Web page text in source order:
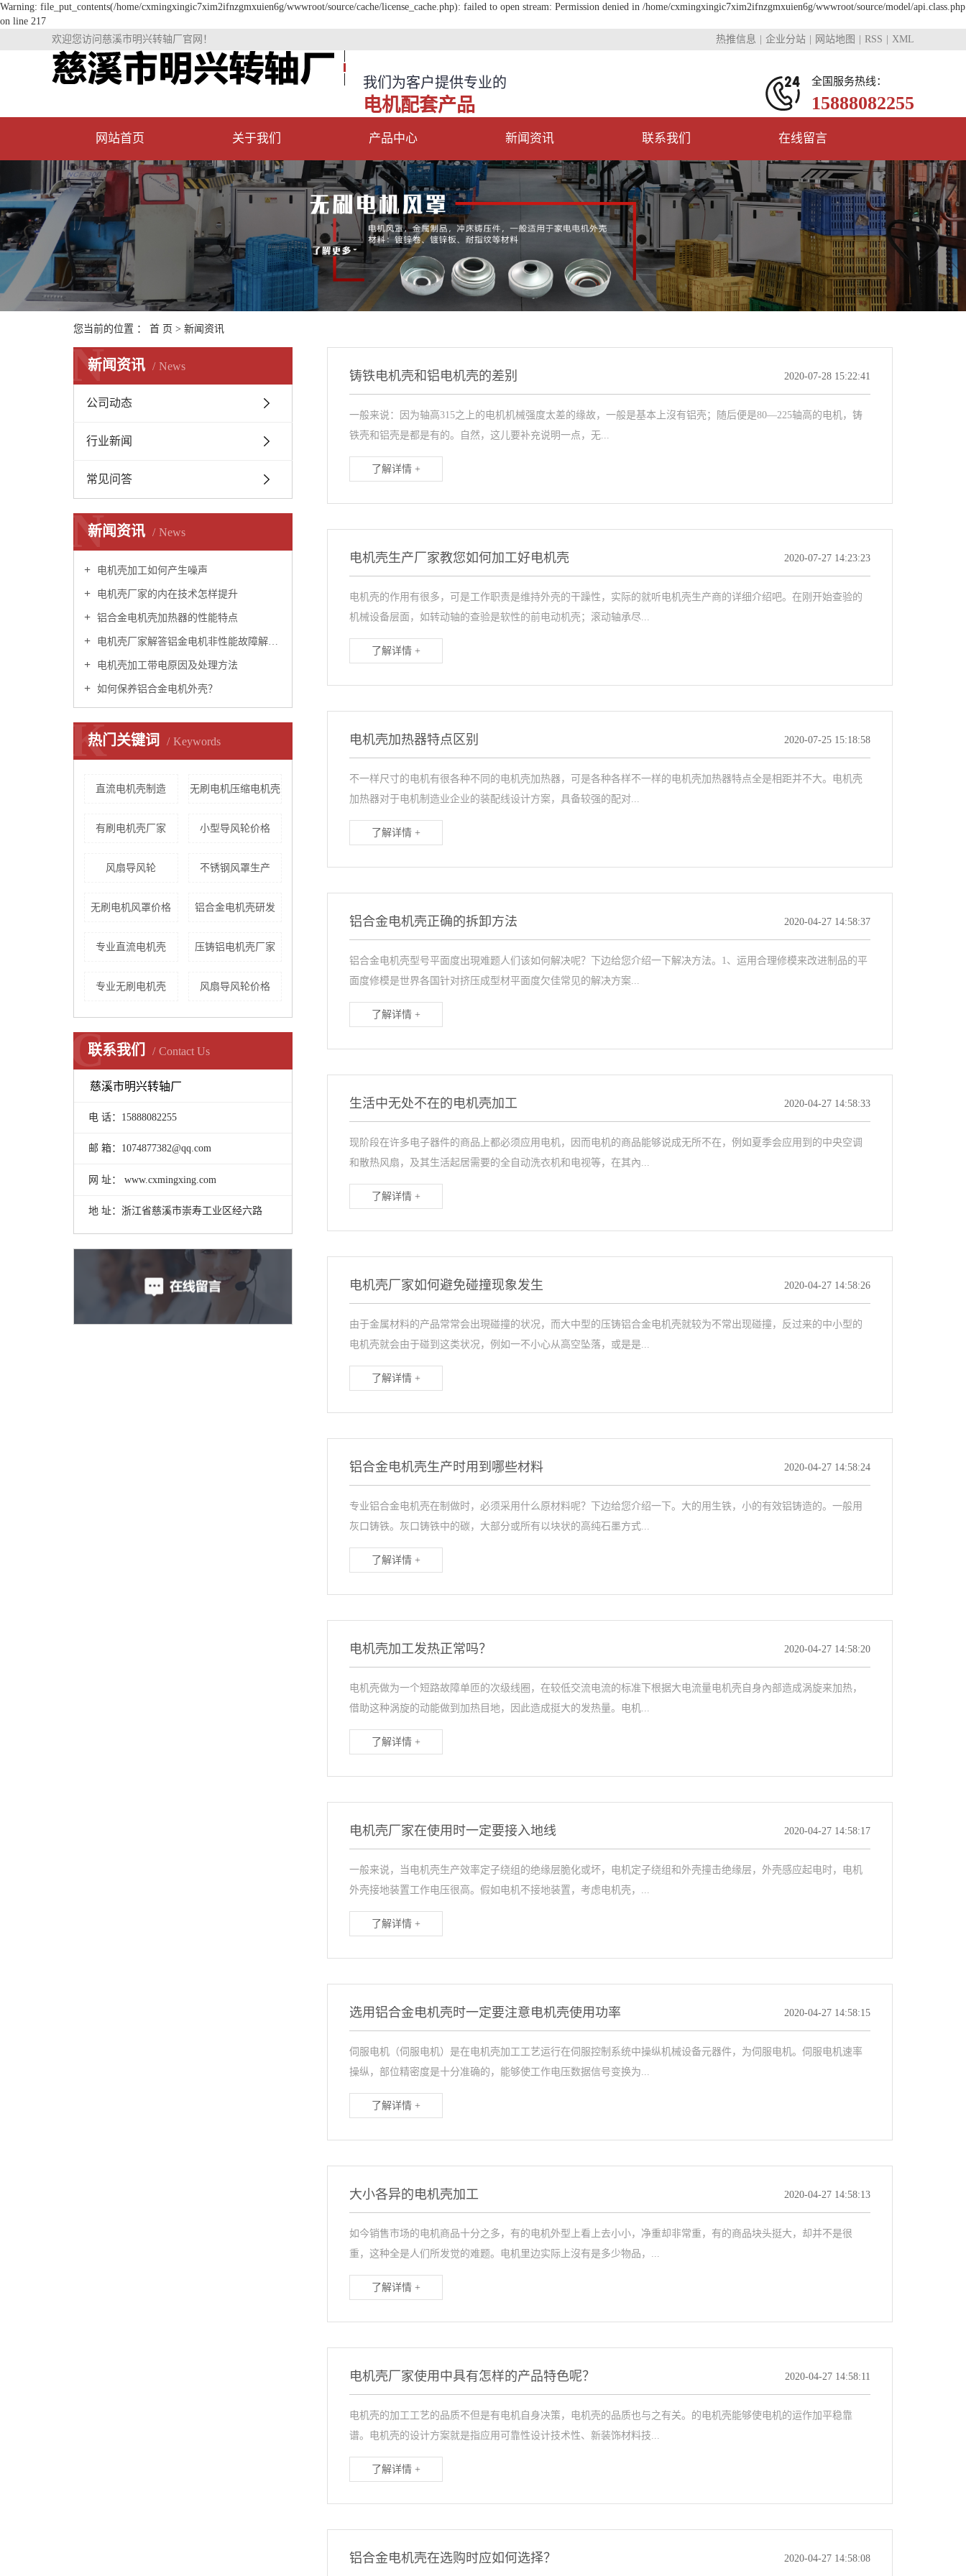
Warning: file_put_contents(/home/cxmingxingic7xim2ifnzgmxuien6g/wwwroot/source/cache/license_cache.php): failed to open stream: Permission denied in /home/cxmingxingic7xim2ifnzgmxuien6g/wwwroot/source/model/api.class.php
on line 217
欢迎您访问慈溪市明兴转轴厂官网！
热推信息 企业分站 网站地图 RSS XML
我们为客户提供专业的
电机配套产品
全国服务热线：
15888082255
网站首页 关于我们
公司简介
资质荣誉
产品中心
电机端盖
电机风罩
电机机壳
电机导风轮
新闻资讯
公司动态
行业新闻
常见问答
联系我们
联系我们
在线留言
您当前的位置 ： 首 页 > 新闻资讯
新闻资讯 News
N
公司动态
行业新闻
常见问答
新闻资讯 News
N
电机壳加工如何产生噪声
电机壳厂家的内在技术怎样提升
铝合金电机壳加热器的性能特点
电机壳厂家解答铝金电机非性能故障解决办法
电机壳加工带电原因及处理方法
如何保养铝合金电机外壳？
热门关键词 Keywords
K
直流电机壳制造 无刷电机压缩电机壳
有刷电机壳厂家 小型导风轮价格
风扇导风轮 不锈钢风罩生产
无刷电机风罩价格 铝合金电机壳研发
专业直流电机壳 压铸铝电机壳厂家
专业无刷电机壳 风扇导风轮价格
联系我们 Contact Us
C
慈溪市明兴转轴厂
电 话：15888082255
邮 箱：1074877382@qq.com
网 址： www.cxmingxing.com
地 址：浙江省慈溪市崇寿工业区经六路
铸铁电机壳和铝电机壳的差别 2020-07-28 15:22:41
一般来说：因为轴高315之上的电机机械强度太差的缘故，一般是基本上沒有铝壳；随后便是80—225轴高的电机，铸
铁壳和铝壳是都是有的。自然，这儿要补充说明一点，无...
了解详情 +
电机壳生产厂家教您如何加工好电机壳 2020-07-27 14:23:23
电机壳的作用有很多，可是工作职责是维持外壳的干躁性，实际的就听电机壳生产商的详细介绍吧。在刚开始查验的
机械设备层面，如转动轴的查验是软性的前电动机壳；滚动轴承尽...
了解详情 +
电机壳加热器特点区别 2020-07-25 15:18:58
不一样尺寸的电机有很各种不同的电机壳加热器，可是各种各样不一样的电机壳加热器特点全是相距并不大。电机壳
加热器对于电机制造业企业的装配线设计方案，具备较强的配对...
了解详情 +
铝合金电机壳正确的拆卸方法 2020-04-27 14:58:37
铝合金电机壳型号平面度出現难题人们该如何解决呢？下边给您介绍一下解决方法。1、运用合理修模来改进制品的平
面度修模是世界各国针对挤压成型材平面度欠佳常见的解决方案...
了解详情 +
生活中无处不在的电机壳加工 2020-04-27 14:58:33
现阶段在许多电子器件的商品上都必须应用电机，因而电机的商品能够说成无所不在，例如夏季会应用到的中央空调
和散热风扇，及其生活起居需要的全自动洗衣机和电视等，在其內...
了解详情 +
电机壳厂家如何避免碰撞现象发生 2020-04-27 14:58:26
由于金属材料的产品常常会出現碰撞的状况，而大中型的压铸铝合金电机壳就较为不常出现碰撞，反过来的中小型的
电机壳就会由于碰到这类状况，例如一不小心从高空坠落，或是是...
了解详情 +
铝合金电机壳生产时用到哪些材料 2020-04-27 14:58:24
专业铝合金电机壳在制做时，必须采用什么原材料呢？下边给您介绍一下。大的用生铁，小的有效铝铸造的。一般用
灰口铸铁。灰口铸铁中的碳，大部分或所有以块状的高纯石墨方式...
了解详情 +
电机壳加工发热正常吗？ 2020-04-27 14:58:20
电机壳做为一个短路故障单匝的次级线圈，在较低交流电流的标准下根据大电流量电机壳自身內部造成涡旋来加热，
借助这种涡旋的动能做到加热目地，因此造成挺大的发热量。电机...
了解详情 +
电机壳厂家在使用时一定要接入地线 2020-04-27 14:58:17
一般来说，当电机壳生产效率定子绕组的绝缘层脆化或坏，电机定子绕组和外壳撞击绝缘层，外壳感应起电时，电机
外壳接地装置工作电压很高。假如电机不接地装置，考虑电机壳，...
了解详情 +
选用铝合金电机壳时一定要注意电机壳使用功率 2020-04-27 14:58:15
伺服电机（伺服电机）是在电机壳加工工艺运行在伺服控制系统中操纵机械设备元器件，为伺服电机。伺服电机速率
操纵，部位精密度是十分准确的，能够使工作电压数据信号变换为...
了解详情 +
大小各异的电机壳加工 2020-04-27 14:58:13
如今销售市场的电机商品十分之多，有的电机外型上看上去小小，净重却非常重，有的商品块头挺大，却并不是很
重，这种全是人们所发觉的难题。电机里边实际上沒有是多少物品，...
了解详情 +
电机壳厂家使用中具有怎样的产品特色呢？ 2020-04-27 14:58:11
电机壳的加工工艺的品质不但是有电机自身决策，电机壳的品质也与之有关。的电机壳能够使电机的运作加平稳靠
谱。电机壳的设计方案就是指应用可靠性设计技术性、新装饰材料技...
了解详情 +
铝合金电机壳在选购时应如何选择？ 2020-04-27 14:58:08